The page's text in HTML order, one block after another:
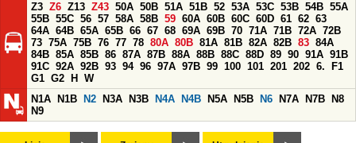
Z3 Z6 Z13 Z43 50A 50B 51A 51B 52 53A 53C 53B 54B 55A
55B 55C 56 57 58A 58B 59 60A 60B 60C 60D 61 62 63
64A 64B 65A 65B 66 67 68 69A 69B 70 71A 71B 72A 72B
73 75A 75B 76 77 78 80A 80B 81A 81B 82A 82B 83 84A
84B 85A 85B 86 87A 87B 88A 88B 88C 88D 89 90 91A 91B
91C 92A 92B 93 94 96 97A 97B 99 100 101 201 202 6.
F1
G1 G2 H
W
N1A
N1B N2 N3A N3B N4A N4B N5A N5B N6 N7A N7B
N8
N9